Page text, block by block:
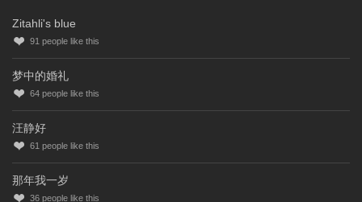
Zitahli's blue
91 people like this
梦中的婚礼
64 people like this
汪静好
61 people like this
那年我一岁
36 people like this